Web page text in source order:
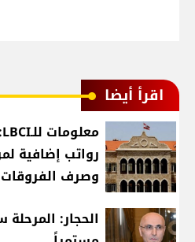
اقرأ أيضا
رواتب إضافية
وصرف الفروقات
الحجار: